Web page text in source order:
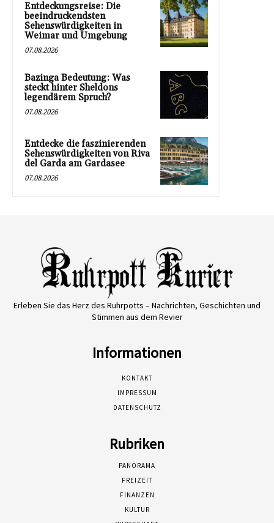
Entdeckungsreise: Die
beeindruckendsten
Sehenswürdigkeiten in
Weimar und Umgebung
07.08.2026
Bazinga Bedeutung: Was
steckt hinter Sheldons
legendärem Spruch?
07.08.2026
Entdecke die faszinierenden
Sehenswürdigkeiten von Riva
del Garda am Gardasee
07.08.2026
Erleben Sie das Herz des Ruhrpotts – Nachrichten, Geschichten und
Stimmen aus dem Revier
Informationen
KONTAKT
IMPRESSUM
DATENSCHUTZ
Rubriken
PANORAMA
FREIZEIT
FINANZEN
KULTUR